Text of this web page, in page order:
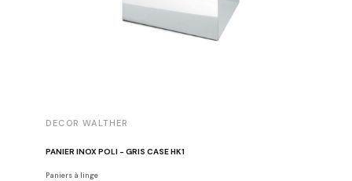
DECOR WALTHER
PANIER INOX POLI - GRIS CASE HK1
Paniers à linge